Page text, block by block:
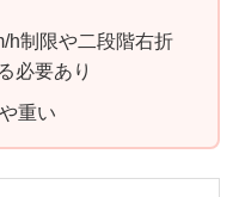
h制限や二段階右折
必要あり
重い